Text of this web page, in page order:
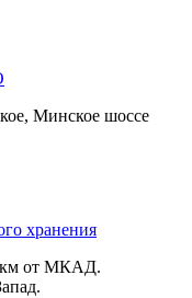
Минское шоссе
хранения
км от МКАД.